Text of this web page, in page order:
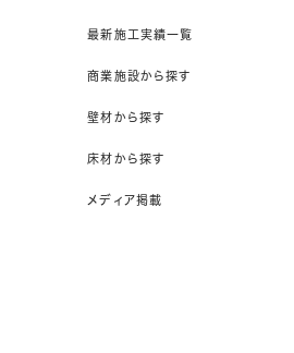
最新施工実績一覧
商業施設から探す
壁材から探す
床材から探す
メディア掲載